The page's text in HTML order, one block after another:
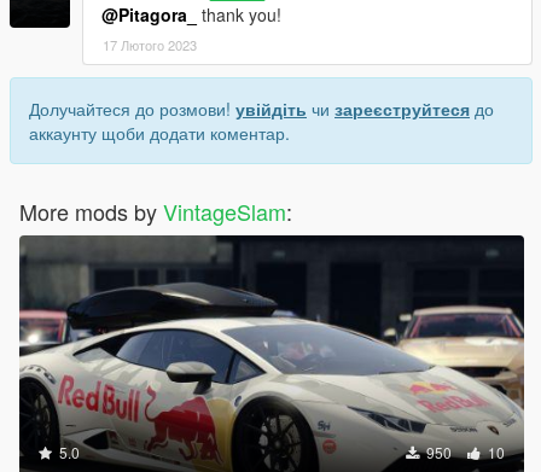
@Pitagora_ thank you!
17 Лютого 2023
Долучайтеся до розмови! увійдіть чи зареєструйтеся до
аккаунту щоби додати коментар.
More mods byVintageSlam:
5.0 950 10